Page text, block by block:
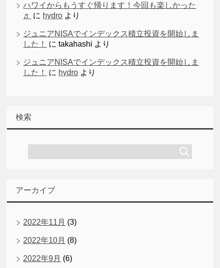
ハワイからもうすぐ帰ります！今回も楽しかった
♬
に hydro より
ジュニアNISAでインデックス積立投資を開始しま
した！
にtakahashi より
ジュニアNISAでインデックス積立投資を開始しま
した！
に hydro より
検索
アーカイブ
2022年11月 (3)
2022年10月 (8)
2022年9月 (6)